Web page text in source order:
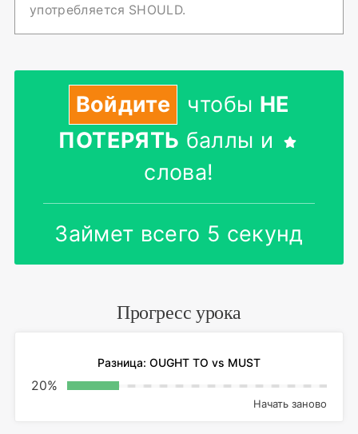
употребляется SHOULD.
Войдите чтобы НЕ
ПОТЕРЯТЬ баллы и
слова!
Займет всего 5 секунд
Прогресс урока
Разница: OUGHT TO vs MUST
20%
Начать заново